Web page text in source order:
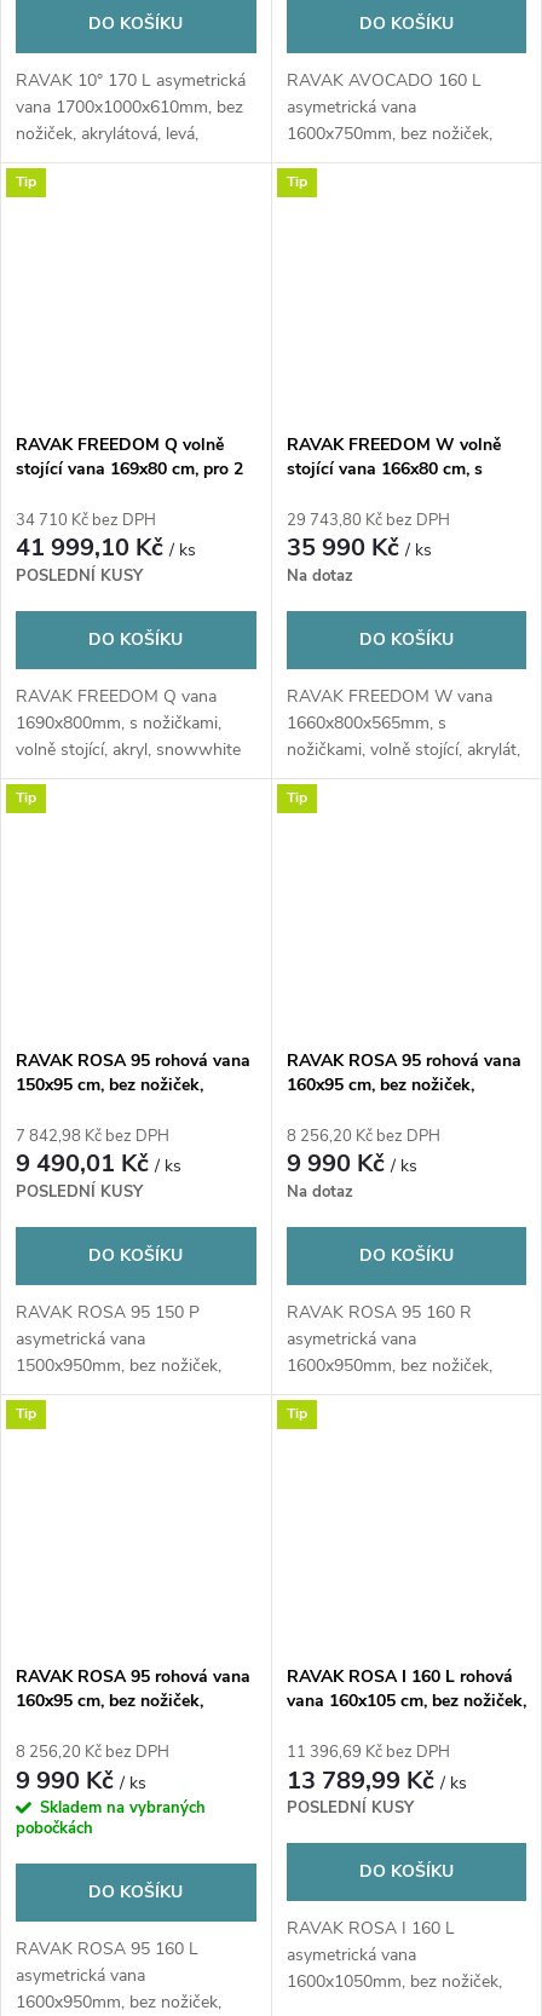
DO KOŠÍKU
RAVAK 10° 170 L asymetrická
vana 1700x1000x610mm, bez
nožiček, akrylátová, levá,
snowwhite
DO KOŠÍKU
RAVAK AVOCADO 160 L
asymetrická vana
1600x750mm, bez nožiček,
akrylátová, levá, bílá
Tip
RAVAK FREEDOM Q volně
stojící vana 169x80 cm, pro 2
34 710 Kč bez DPH
41 999,10 Kč/ ks
POSLEDNÍ KUSY
DO KOŠÍKU
RAVAK FREEDOM Q vana
1690x800mm, s nožičkami,
volně stojící, akryl, snowwhite
Tip
RAVAK FREEDOM W volně
stojící vana 166x80 cm, s
29 743,80 Kč bez DPH
35 990 Kč/ ks
Na dotaz
DO KOŠÍKU
RAVAK FREEDOM W vana
1660x800x565mm, s
nožičkami, volně stojící, akrylát,
snowwhite
Tip
RAVAK ROSA 95 rohová vana
150x95 cm, bez nožiček,
7 842,98 Kč bez DPH
9 490,01 Kč/ ks
POSLEDNÍ KUSY
DO KOŠÍKU
RAVAK ROSA 95 150 P
asymetrická vana
1500x950mm, bez nožiček,
akrylátová, pravá, bílá
Tip
RAVAK ROSA 95 rohová vana
160x95 cm, bez nožiček,
8 256,20 Kč bez DPH
9 990 Kč/ ks
Na dotaz
DO KOŠÍKU
RAVAK ROSA 95 160 R
asymetrická vana
1600x950mm, bez nožiček,
akrylátová, pravá, bílá
Tip
RAVAK ROSA 95 rohová vana
160x95 cm, bez nožiček,
8 256,20 Kč bez DPH
9 990 Kč/ ks
Skladem na vybraných
pobočkách
DO KOŠÍKU
RAVAK ROSA 95 160 L
asymetrická vana
1600x950mm, bez nožiček,
Tip
RAVAK ROSA I 160 L rohová
vana 160x105 cm, bez nožiček,
11 396,69 Kč bez DPH
13 789,99 Kč/ ks
POSLEDNÍ KUSY
DO KOŠÍKU
RAVAK ROSA I 160 L
asymetrická vana
1600x1050mm, bez nožiček,